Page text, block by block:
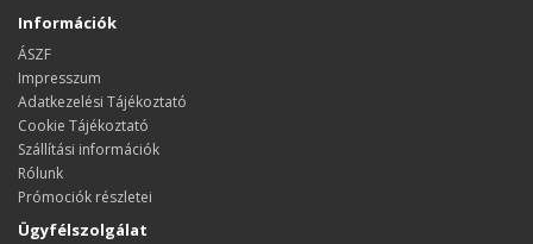
Információk
ÁSZF
Impresszum
Adatkezelési Tájékoztató
Cookie Tájékoztató
Szállítási információk
Rólunk
Prómociók részletei
Ügyfélszolgálat